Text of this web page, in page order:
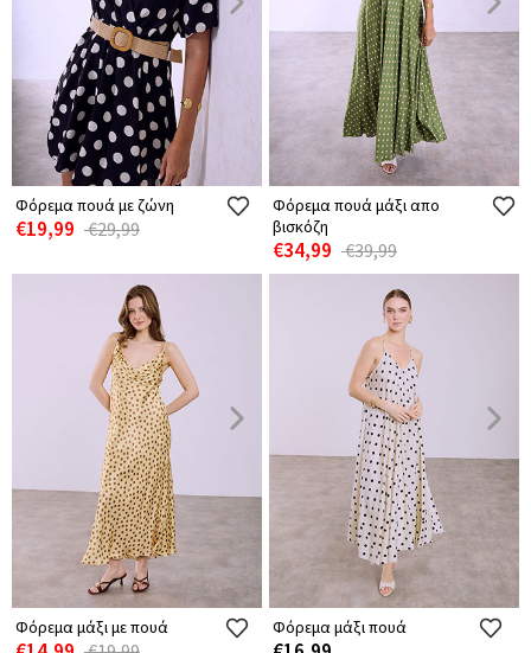
Φόρεμα πουά με ζώνη
€19,99 €29,99
Φόρεμα πουά μάξι απο
βισκόζη
€34,99 €39,99
Φόρεμα μάξι με πουά Φόρεμα μάξι πουά